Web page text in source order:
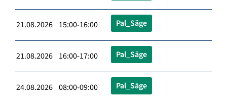
21.08.2026 15:00-16:00 Pal_Säge
21.08.2026 16:00-17:00 Pal_Säge
24.08.2026 08:00-09:00 Pal_Säge